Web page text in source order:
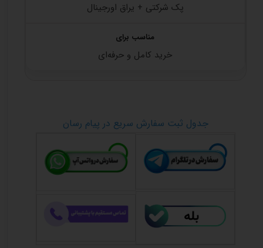
پک شرکتی + یراق اورجینال
خرید کامل و حرفه‌ای
جدول ثبت سفارش سریع در پیام رسان